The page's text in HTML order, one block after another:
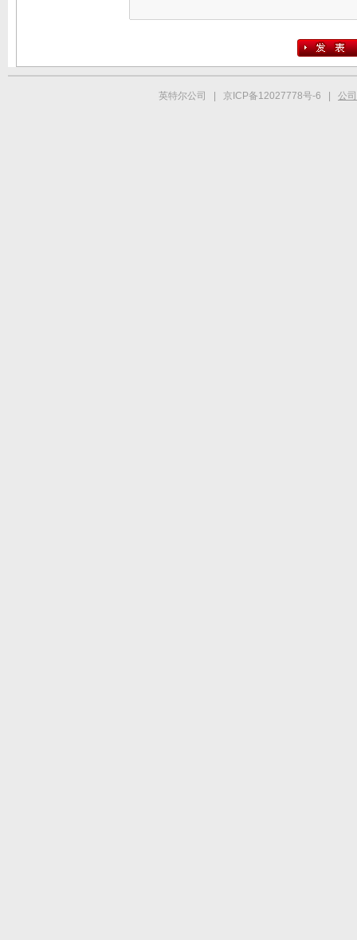
英特尔公司 | 京ICP备12027778号-6 | 公